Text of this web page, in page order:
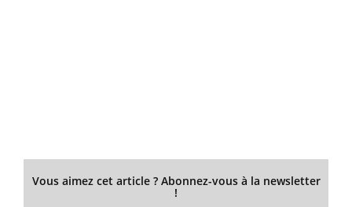
Vous aimez cet article ? Abonnez-vous à la newsletter
!